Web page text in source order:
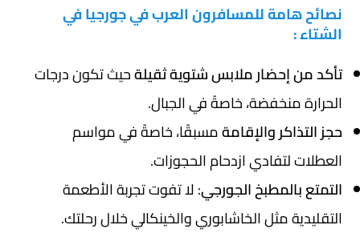
نصائح هامة للمسافرون العرب في جورجيا في
الشتاء :
تأكد من إحضار ملابس شتوية ثقيلةحيث تكون درجات
الحرارة منخفضة، خاصةً في الجبال.
حجز التذاكر والإقامةمسبقًا، خاصةً في مواسم
العطلات لتفادي ازدحام الحجوزات.
التمتع بالمطبخ الجورجي: لا تفوت تجربة الأطعمة
التقليدية مثل الخاشابوري والخينكالي خلال رحلتك.